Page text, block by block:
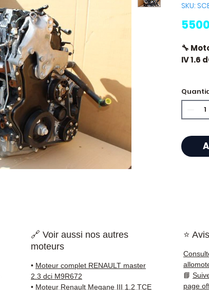
SKU:
🔧
IV 1.6
🔖
⭐ Por
🇫🇷 e
🔗 Voir aussi nos autres
moteurs
• Moteur complet RENAULT master
2.3 dci M9R672
• Moteur Renault Megane III 1.2 TCE
⭐
📘
page